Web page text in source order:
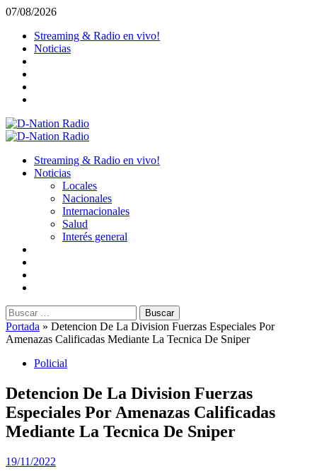
Saltar
contenido
07/08/2026
Streaming & Radio en vivo!
Noticias
Menú
Streaming & Radio en vivo!
Noticias
Locales
Nacionales
Internacionales
Salud
Interés general
Buscar:
Portada » Detencion De La Division Fuerzas Especiales Por
Amenazas Calificadas Mediante La Tecnica De Sniper
Policial
Detencion De La Division Fuerzas
Especiales Por Amenazas Calificadas
Mediante La Tecnica De Sniper
19/11/2022